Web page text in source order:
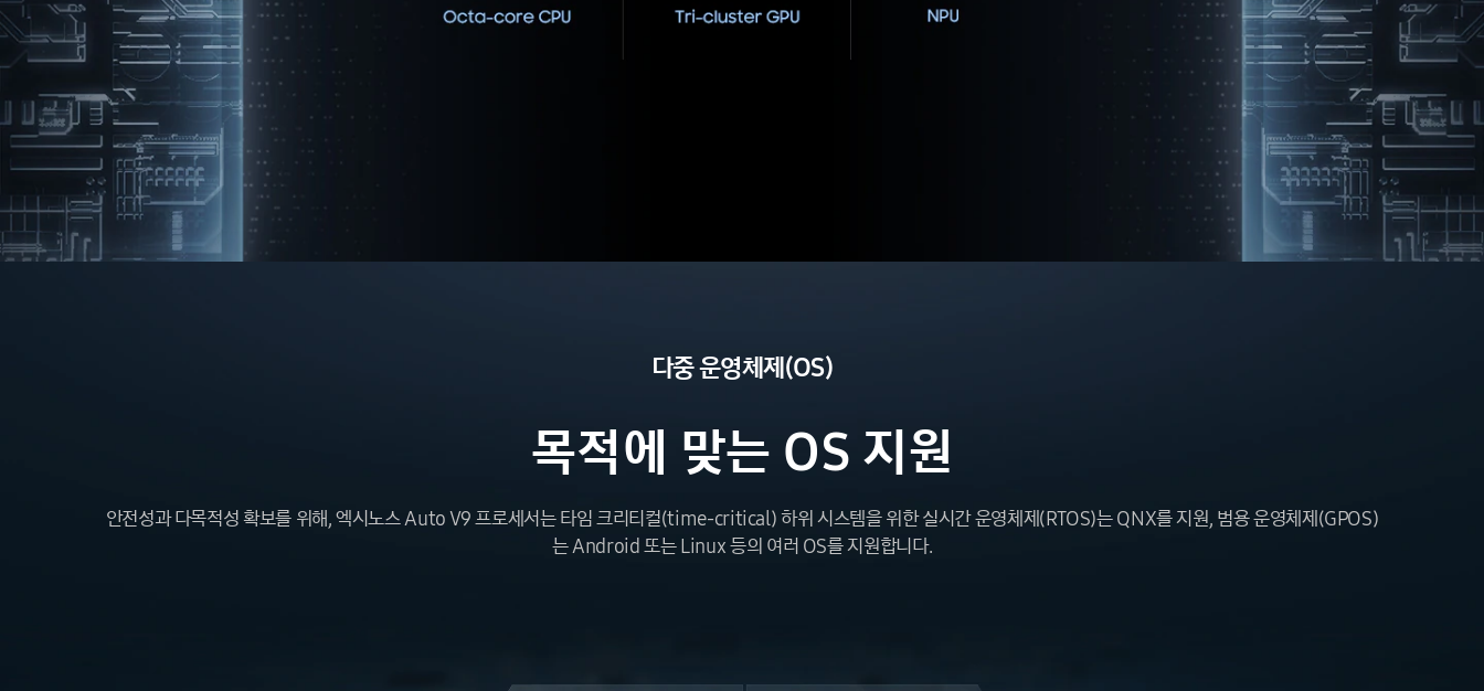
다중운영체제(OS)
목적에 맞는 OS 지원
안전성과 다목적성 확보를 위해, 엑시노스 Auto V9 프로세서는 타임 크리티컬(time-critical) 하위 시스템을 위한 실시간 운영체제(RTOS)는 QNX를 지원, 범용 운영체제(GPOS)
는 Android 또는 Linux 등의 여러 OS를 지원합니다.